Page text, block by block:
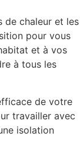
de chaleur et les
pour vous
et à vos
à tous les
de votre
travailler avec
isolation